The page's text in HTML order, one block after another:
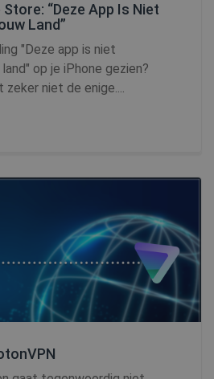
Store: “Deze App Is Niet
Land”
"Deze app is niet
op je iPhone gezien?
zeker niet de enige....